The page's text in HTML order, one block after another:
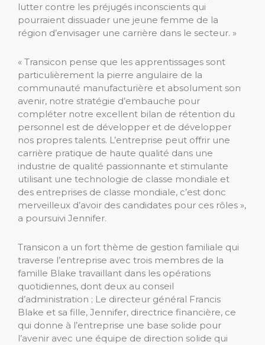
lutter contre les préjugés inconscients qui
pourraient dissuader une jeune femme de la
région d’envisager une carrière dans le secteur. »
« Transicon pense que les apprentissages sont
particulièrement la pierre angulaire de la
communauté manufacturière et absolument son
avenir, notre stratégie d’embauche pour
compléter notre excellent bilan de rétention du
personnel est de développer et de développer
nos propres talents. L’entreprise peut offrir une
carrière pratique de haute qualité dans une
industrie de qualité passionnante et stimulante
utilisant une technologie de classe mondiale et
des entreprises de classe mondiale, c’est donc
merveilleux d’avoir des candidates pour ces rôles »,
a poursuivi Jennifer.
Transicon a un fort thème de gestion familiale qui
traverse l’entreprise avec trois membres de la
famille Blake travaillant dans les opérations
quotidiennes, dont deux au conseil
d’administration ; Le directeur général Francis
Blake et sa fille, Jennifer, directrice financière, ce
qui donne à l’entreprise une base solide pour
l’avenir avec une équipe de direction solide qui